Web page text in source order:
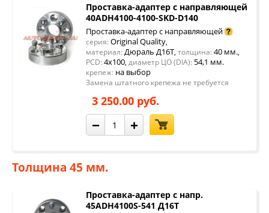
Проставка-адаптер с направляющей
40ADH4100-4100-SKD-D140
Проставка-адаптер с направляющей
серия: Original Quality,
материал: Дюраль Д16Т, толщина: 40 мм.,
PCD: 4x100, диаметр ЦО (DIA): 54,1 мм.
крепеж: на выбор
Замена штатного крепежа не требуется
3 250.00 руб.
− +
Толщина 45 мм.
Проставка-адаптер с напр.
45ADH4100S-541 Д16Т